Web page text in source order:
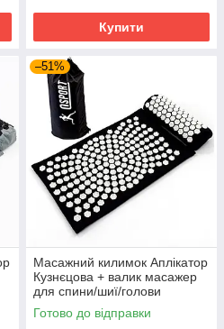
Купити
–51%
Масажний килимок Аплікатор
Кузнєцова + валик масажер
для спини/шиї/голови
OSPORT Lotus Sun Mat Eco
(apl-029) Чорно-білий
Готово до відправки